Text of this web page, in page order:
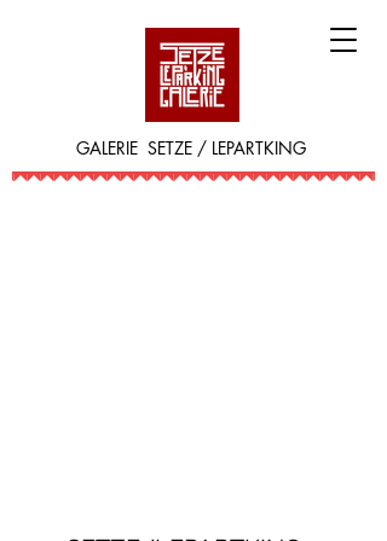
GALERIE SETZE / LEPARTKING